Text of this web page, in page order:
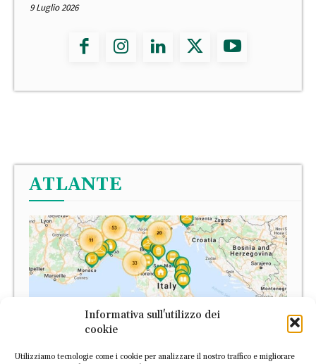
Informativa sull'utilizzo dei
cookie
Utilizziamo tecnologie come i cookie per analizzare il nostro traffico e migliorare
9 Luglio 2026
ATLANTE